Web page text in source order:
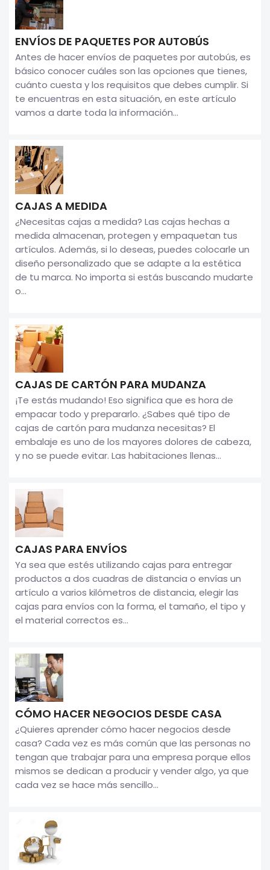
ENVÍOS DE PAQUETES POR AUTOBÚS
Antes de hacer envíos de paquetes por autobús, es
básico conocer cuáles son las opciones que tienes,
cuánto cuesta y los requisitos que debes cumplir. Si
te encuentras en esta situación, en este artículo
vamos a darte toda la información...
CAJAS A MEDIDA
¿Necesitas cajas a medida? Las cajas hechas a
medida almacenan, protegen y empaquetan tus
artículos. Además, si lo deseas, puedes colocarle un
diseño personalizado que se adapte a la estética
de tu marca. No importa si estás buscando mudarte
o...
CAJAS DE CARTÓN PARA MUDANZA
¡Te estás mudando! Eso significa que es hora de
empacar todo y prepararlo. ¿Sabes qué tipo de
cajas de cartón para mudanza necesitas? El
embalaje es uno de los mayores dolores de cabeza,
y no se puede evitar. Las habitaciones llenas...
CAJAS PARA ENVÍOS
Ya sea que estés utilizando cajas para entregar
productos a dos cuadras de distancia o envías un
artículo a varios kilómetros de distancia, elegir las
cajas para envíos con la forma, el tamaño, el tipo y
el material correctos es...
CÓMO HACER NEGOCIOS DESDE CASA
¿Quieres aprender cómo hacer negocios desde
casa? Cada vez es más común que las personas no
tengan que trabajar para una empresa porque ellos
mismos se dedican a producir y vender algo, ya que
cada vez se hace más sencillo...